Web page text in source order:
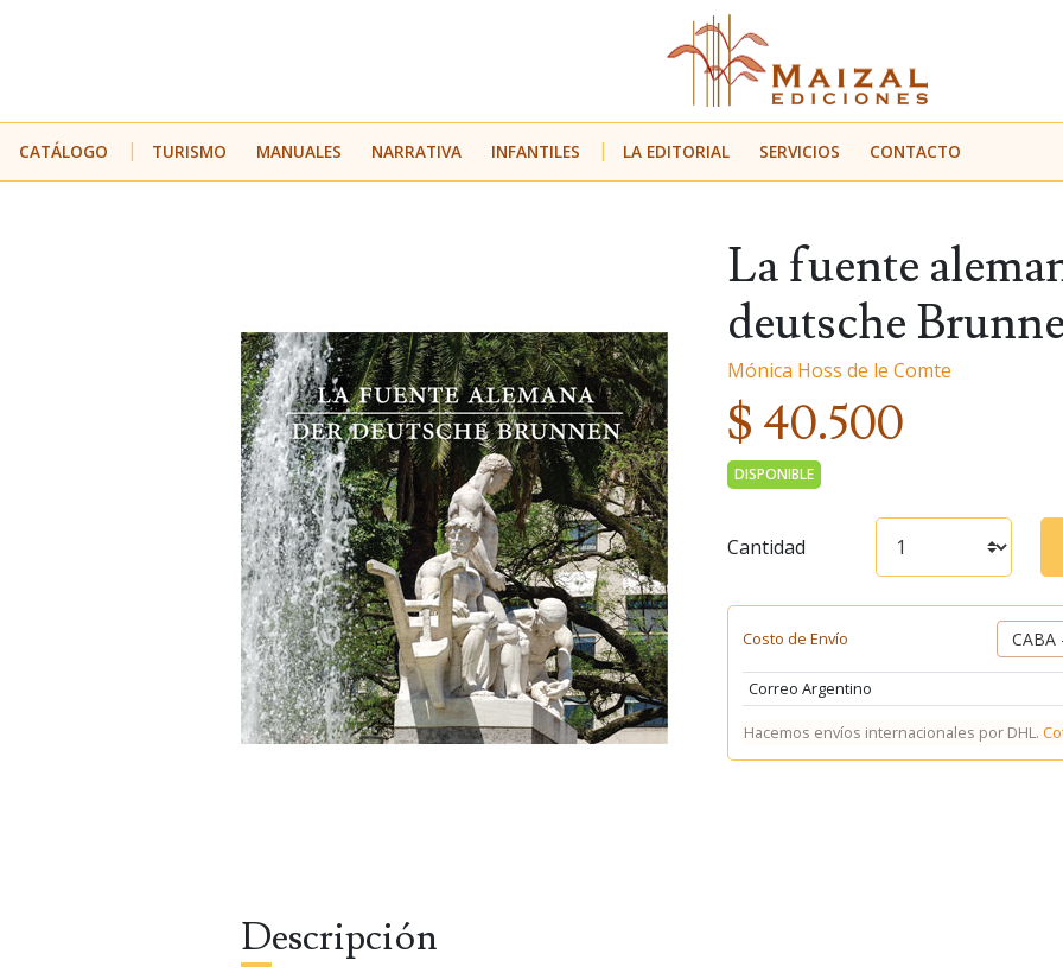
CATÁLOGO TURISMO MANUALES NARRATIVA INFANTILES LA EDITORIAL SERVICIOS CONTACTO
La fuente
deutsche
Mónica Hoss de le Comte
$ 40.500
DISPONIBLE
Cantidad
Costo de Envío
Correo Argentino
Hacemos envíos internacionales por DHL.
Descripción